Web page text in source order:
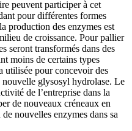
peuvent participer à cet
pour différentes formes
production des enzymes est
de croissance. Pour pallier
seront transformés dans des
moins de certains types
utilisée pour concevoir des
nouvelle glysosyl hydrolase. Le
de l’entreprise dans la
de nouveaux créneaux en
nouvelles enzymes dans sa